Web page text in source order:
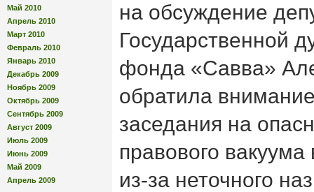
Май 2010
Апрель 2010
Март 2010
Февраль 2010
Январь 2010
Декабрь 2009
Ноябрь 2009
Октябрь 2009
Сентябрь 2009
Август 2009
Июль 2009
Июнь 2009
Май 2009
Апрель 2009
на обсуждение
Государственной
фонда «Савва»
обратила
заседания на
правового вакуума
из-за неточного